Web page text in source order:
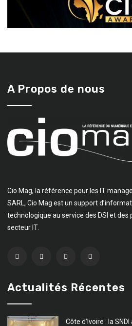
A Propos de nous
Cio Mag, la référence pour les IT
SARL, Cio Mag est un support
technologique au service des DSI et des
secteur IT.
Actualités Récentes
Côte d’Ivoire : la